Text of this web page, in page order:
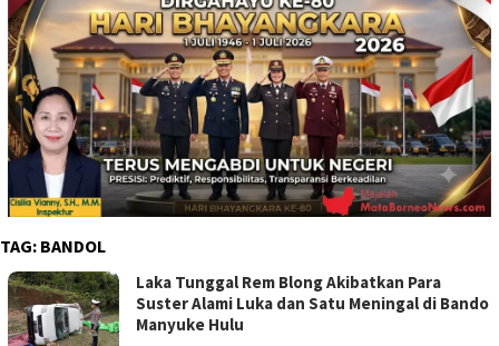
TAG: BANDOL
Laka Tunggal Rem Blong Akibatkan Para
Suster Alami Luka dan Satu Meningal di Bando
Manyuke Hulu